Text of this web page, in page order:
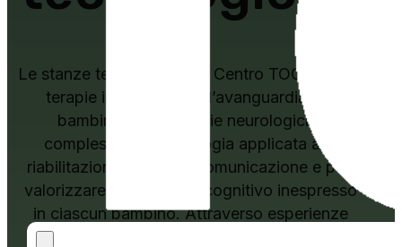
Le stanze tecnologiche di Centro TOG offrono
terapie innovative e all’avanguardia per
bambini con patologie neurologiche
complesse. La tecnologia applicata alla
riabilitazione facilita la comunicazione e può
valorizzare il potenziale cognitivo inespresso
in ciascun bambino. Attraverso esperienze
stimolanti e personalizzate, la riabilitazione